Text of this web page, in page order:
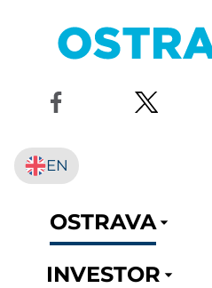
EN
OSTRAVA
INVESTOR